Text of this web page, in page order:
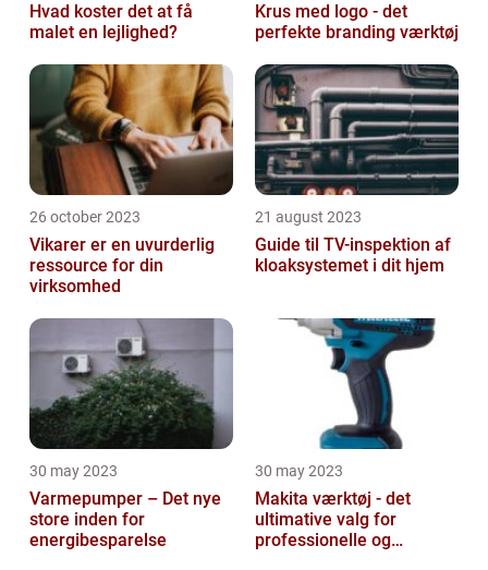
Hvad koster det at få
malet en lejlighed?
Krus med logo - det
perfekte branding værktøj
26 october 2023
Vikarer er en uvurderlig
ressource for din
virksomhed
21 august 2023
Guide til TV-inspektion af
kloaksystemet i dit hjem
30 may 2023
Varmepumper – Det nye
store inden for
energibesparelse
30 may 2023
Makita værktøj - det
ultimative valg for
professionelle og